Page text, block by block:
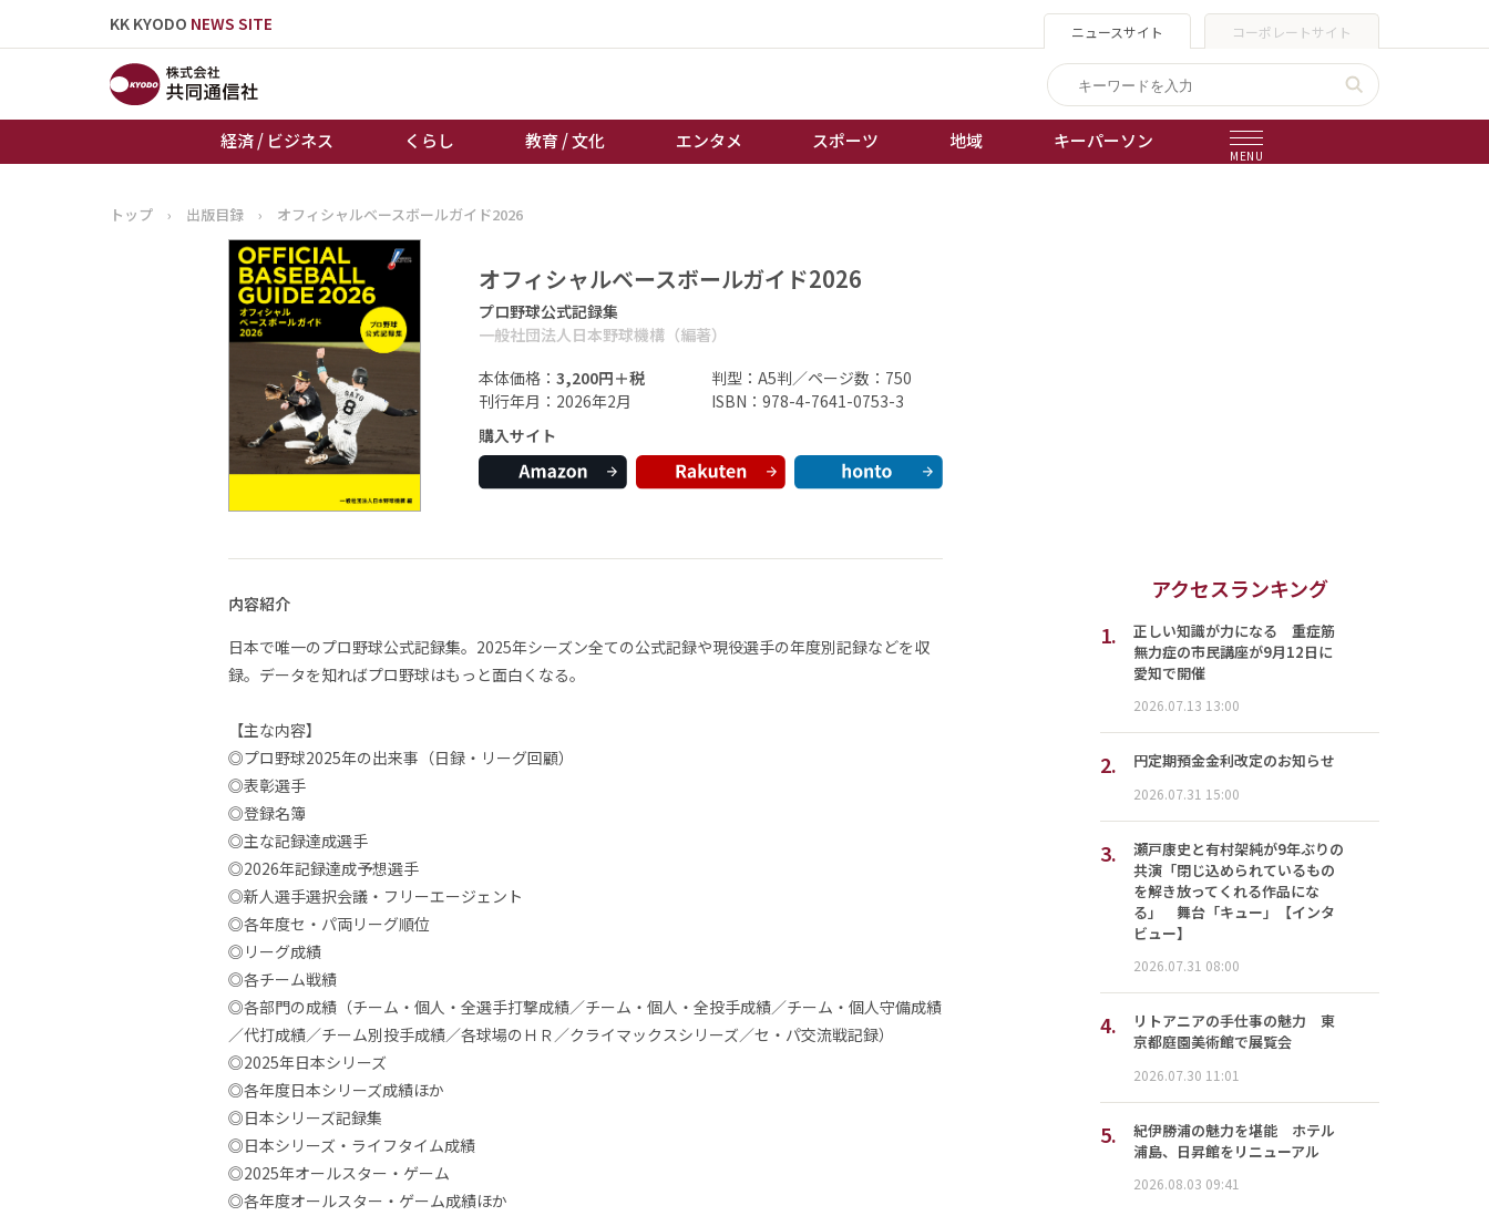
KK KYODO NEWS SITE ニュースサイト コーポレートサイト
経済 / ビジネス くらし 教育 / 文化 エンタメ スポーツ 地域 キーパーソン
MENU
トップページ
お知らせ
経済 / ビジネス
教育 / 文化
エンタメ
地域
キーパーソン
オートレース
棋王戦
トップ › 出版目録 › オフィシャルベースボールガイド2026
オフィシャルベースボールガイド2026
プロ野球公式記録集
一般社団法人日本野球機構（編著）
本体価格： 3,200円＋税
判型：A5判／ページ数：750
刊行年月：2026年2月
ISBN：978-4-7641-0753-3
購入サイト
内容紹介
日本で唯一のプロ野球公式記録集。2025年シーズン全ての公式記録や現役選手の年度別記録などを収
録。データを知ればプロ野球はもっと面白くなる。
【主な内容】
◎プロ野球2025年の出来事（日録・リーグ回顧）
◎表彰選手
◎登録名簿
◎主な記録達成選手
◎2026年記録達成予想選手
◎新人選手選択会議・フリーエージェント
◎各年度セ・パ両リーグ順位
◎リーグ成績
◎各チーム戦績
◎各部門の成績（チーム・個人・全選手打撃成績／チーム・個人・全投手成績／チーム・個人守備成績
／代打成績／チーム別投手成績／各球場のＨＲ／クライマックスシリーズ／セ・パ交流戦記録）
◎2025年日本シリーズ
◎各年度日本シリーズ成績ほか
◎日本シリーズ記録集
◎日本シリーズ・ライフタイム成績
◎2025年オールスター・ゲーム
◎各年度オールスター・ゲーム成績ほか
アクセスランキング
1.
正しい知識が力になる 重症筋
無力症の市民講座が9月12日に
愛知で開催
2026.07.13 13:00
2. 円定期預金金利改定のお知らせ
2026.07.31 15:00
3.
瀬戸康史と有村架純が9年ぶりの
共演「閉じ込められているもの
を解き放ってくれる作品にな
る」 舞台「キュー」【インタ
ビュー】
2026.07.31 08:00
4.
リトアニアの手仕事の魅力 東
京都庭園美術館で展覧会
2026.07.30 11:01
5.
紀伊勝浦の魅力を堪能 ホテル
浦島、日昇館をリニューアル
2026.08.03 09:41